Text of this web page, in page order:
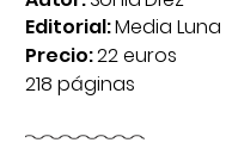
Editorial:Media Luna
Precio:22 euros
218 páginas